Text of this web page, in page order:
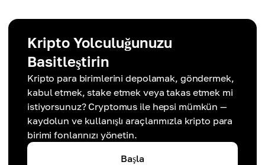
Kripto Yolculuğunuzu
Basitleştirin
Kripto para birimlerini depolamak, göndermek,
kabul etmek, stake etmek veya takas etmek mi
istiyorsunuz? Cryptomus ile hepsi mümkün —
kaydolun ve kullanışlı araçlarımızla kripto para
birimi fonlarınızı yönetin.
Başla